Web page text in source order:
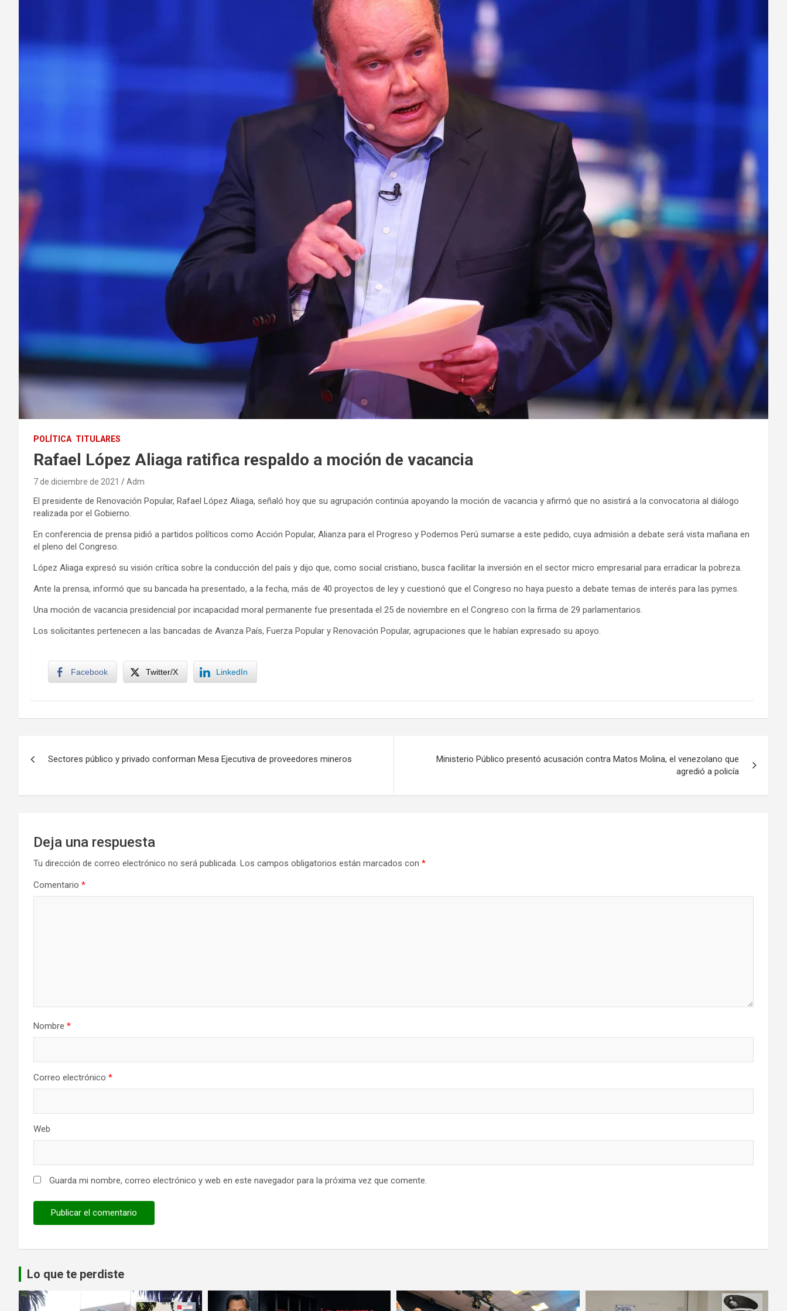
POLÍTICA TITULARES
Rafael López Aliaga ratifica respaldo a moción de vacancia
7 de diciembre de 2021 Adm
El presidente de Renovación Popular, Rafael López Aliaga, señaló hoy que su agrupación continúa apoyando la moción de vacancia y afirmó que no asistirá a la convocatoria al diálogo
realizada por el Gobierno.
En conferencia de prensa pidió a partidos políticos como Acción Popular, Alianza para el Progreso y Podemos Perú sumarse a este pedido, cuya admisión a debate será vista mañana en
el pleno del Congreso.
López Aliaga expresó su visión crítica sobre la conducción del país y dijo que, como social cristiano, busca facilitar la inversión en el sector micro empresarial para erradicar la pobreza.
Ante la prensa, informó que su bancada ha presentado, a la fecha, más de 40 proyectos de ley y cuestionó que el Congreso no haya puesto a debate temas de interés para las pymes.
Una moción de vacancia presidencial por incapacidad moral permanente fue presentada el 25 de noviembre en el Congreso con la firma de 29 parlamentarios.
Los solicitantes pertenecen a las bancadas de Avanza País, Fuerza Popular y Renovación Popular, agrupaciones que le habían expresado su apoyo.
Facebook Twitter/X LinkedIn
entradas
Sectores público y privado conforman Mesa Ejecutiva de proveedores mineros
Ministerio Público presentó acusación contra Matos Molina, el venezolano que
agredió a policía
Deja una respuesta
Tu dirección de correo electrónico no será publicada. Los campos obligatorios están marcados con *
Comentario *
Nombre *
Correo electrónico *
Web
Guarda mi nombre, correo electrónico y web en este navegador para la próxima vez que comente.
Lo que te perdiste